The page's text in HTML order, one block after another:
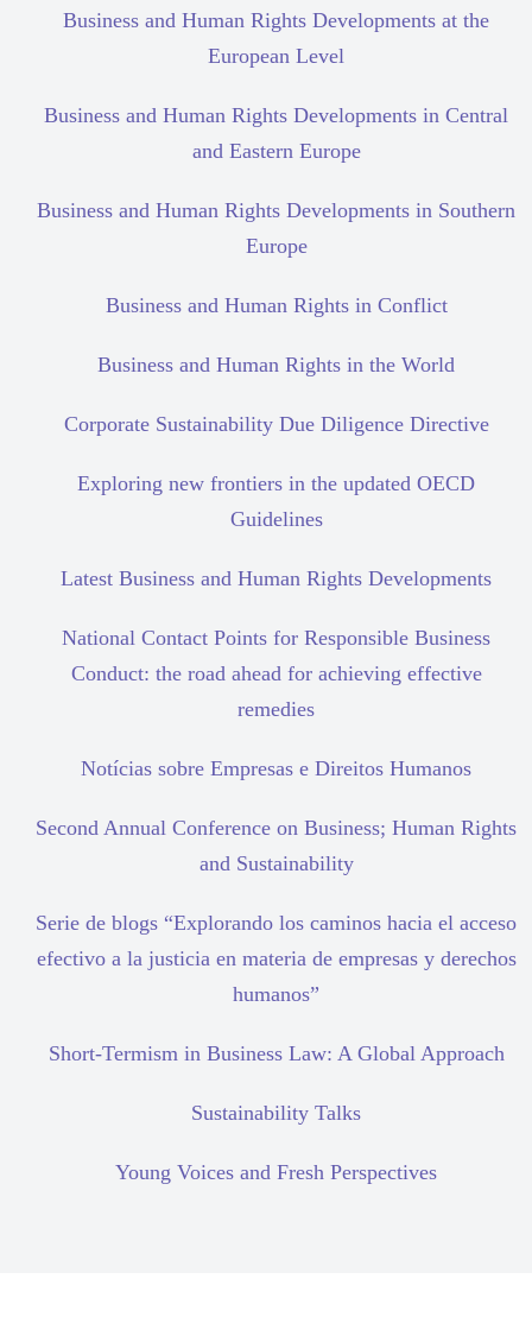
Business and Human Rights Developments at the
European Level
Business and Human Rights Developments in Central
and Eastern Europe
Business and Human Rights Developments in Southern
Europe
Business and Human Rights in Conflict
Business and Human Rights in the World
Corporate Sustainability Due Diligence Directive
Exploring new frontiers in the updated OECD
Guidelines
Latest Business and Human Rights Developments
National Contact Points for Responsible Business
Conduct: the road ahead for achieving effective
remedies
Notícias sobre Empresas e Direitos Humanos
Second Annual Conference on Business; Human Rights
and Sustainability
Serie de blogs “Explorando los caminos hacia el acceso
efectivo a la justicia en materia de empresas y derechos
humanos”
Short-Termism in Business Law: A Global Approach
Sustainability Talks
Young Voices and Fresh Perspectives